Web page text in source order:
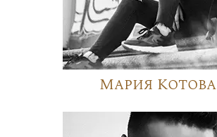
Мария Котова